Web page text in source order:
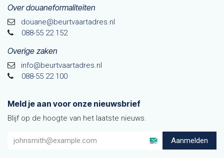
Over douaneformaliteiten
douane@beurtvaarta​dres.nl
088-55 22 152
Overige zaken
info@beurtvaartadres.nl
088-55 22 100
Meld je aan voor onze nieuwsbrief
Blijf op de hoogte van het laatste nieuws.
Aanmelden